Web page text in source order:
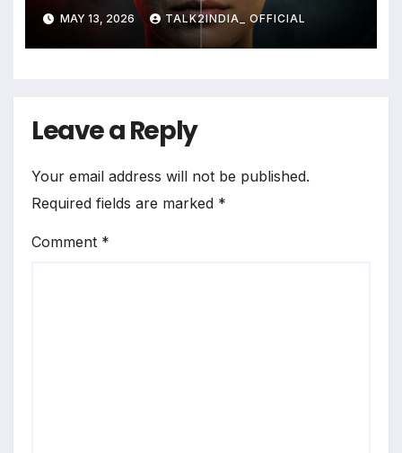
MAY 13, 2026 TALK2INDIA_ OFFICIAL
Leave a Reply
Your email address will not be published.
Required fields are marked *
Comment *